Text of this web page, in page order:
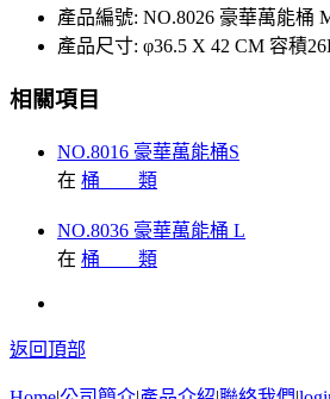
產品編號: NO.8026 豪華萬能桶
產品尺寸: φ36.5 X 42 CM 容積
相關項目
NO.8016 豪華萬能桶S
在 桶 類
NO.8036 豪華萬能桶 L
在 桶 類
返回頂部